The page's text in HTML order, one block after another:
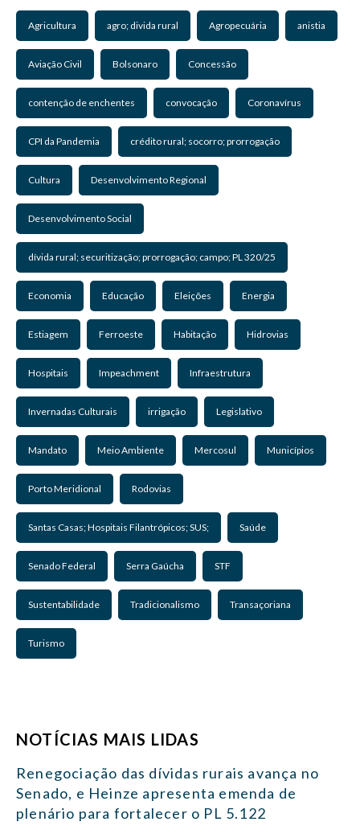
Agricultura agro; divida rural Agropecuária anistia
Aviação Civil Bolsonaro Concessão
contenção de enchentes convocação Coronavírus
CPI da Pandemia crédito rural; socorro; prorrogação
Cultura Desenvolvimento Regional
Desenvolvimento Social
dívida rural; securitização; prorrogação; campo; PL 320/25
Economia Educação Eleições Energia
Estiagem Ferroeste Habitação Hidrovias
Hospitais Impeachment Infraestrutura
Invernadas Culturais irrigação Legislativo
Mandato Meio Ambiente Mercosul Municípios
Porto Meridional Rodovias
Santas Casas; Hospitais Filantrópicos; SUS; Saúde
Senado Federal Serra Gaúcha STF
Sustentabilidade Tradicionalismo Transaçoriana
Turismo
NOTÍCIAS MAIS LIDAS
Renegociação das dívidas rurais avança no
Senado, e Heinze apresenta emenda de
plenário para fortalecer o PL 5.122